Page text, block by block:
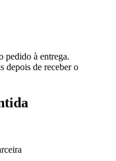
pedido à entrega.
depois de receber o